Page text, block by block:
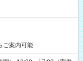
案内可能